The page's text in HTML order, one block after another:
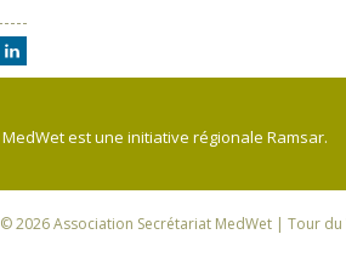
MedWet est une initiative régionale Ramsar.
© 2026Association Secrétariat MedWet | Tour du